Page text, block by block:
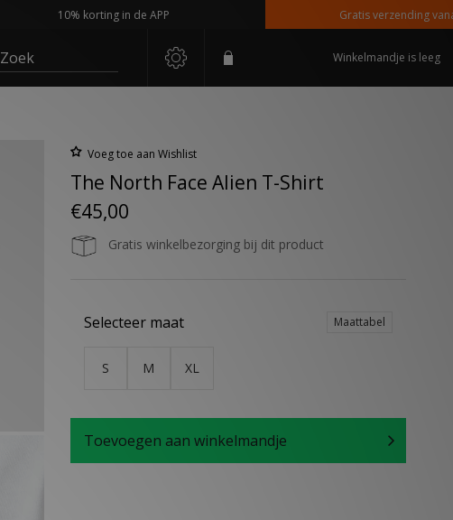
10% korting in de APP Gratis verzending vanaf
Zoek Winkelmandje is leeg
Voeg toe aan Wishlist
The North Face Alien T-Shirt
€45,00
Gratis winkelbezorging bij dit product
Selecteer maat Maattabel
S M XL
Toevoegen aan winkelmandje